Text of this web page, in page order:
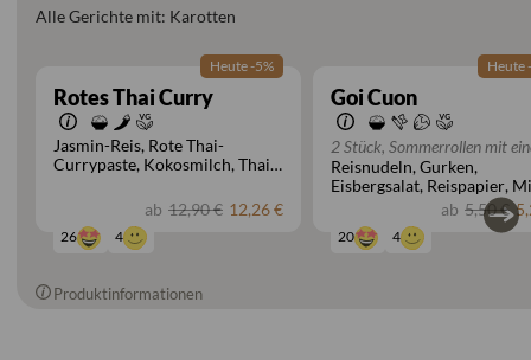
Alle Gerichte mit: Karotten
Heute -5%
Rotes Thai Curry
Jasmin-Reis Rote Thai-
Currypaste Kokosmilch Thai
ab 12,90 € 12,26 €
26 4
Heute
Goi Cuon
2 Stück, Sommerrollen mit
Zutat nach Wahl
Reisnudeln Gurken
Eisbergsalat Reispapier
Erdnuss-Hoisinsauce
ab 5,50 €
20 4
Produktinformationen